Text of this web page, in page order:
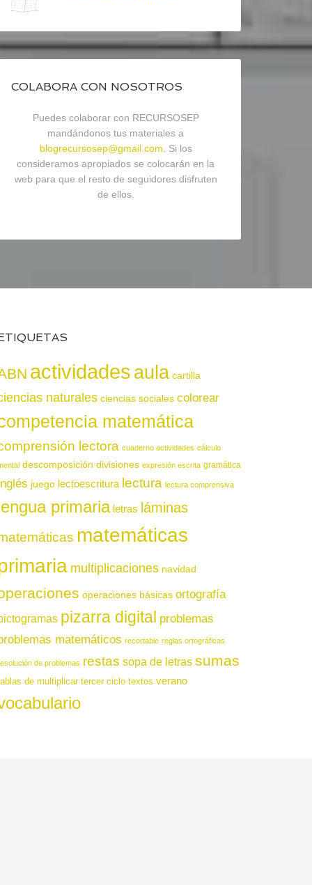
COLABORA CON NOSOTROS
Puedes colaborar con RECURSOSEP
mandándonos tus materiales a
blogrecursosep@gmail.com . Si los
consideramos apropiados se colocarán en la
web para que el resto de seguidores disfruten
de ellos.
actividadesaula cartilla
naturales ciencias sociales colorear
matemática
lectora cuaderno actividades cálculo
descomposición divisiones expresión escrita gramática
juego lectoescritura lectura lectura comprensiva
primaria letras láminas
matemáticas
multiplicaciones navidad
operaciones básicas ortografía
pizarra digital problemas
matemáticos recortable reglas ortográficas
de problemas restas sopa de letras sumas
de multiplicar tercer ciclo textos verano